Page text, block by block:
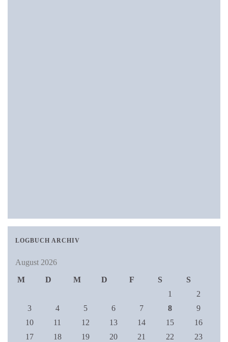
LOGBUCH ARCHIV
August 2026
M
D M D F S
S
1
2
3
4 5 6 7 8
9
10
11 12 13 14 15
16
17
18 19 20 21 22
23